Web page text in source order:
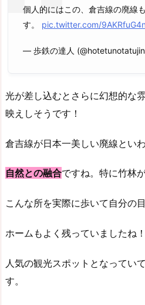
個人的にはこの、倉吉線の廃線
す。 pic.twitter.com/
— 歩鉄の達人
光が差し込むとさらに幻想的な
映えしそうです！
倉吉線が日本一美しい廃線とい
自然との融合ですね。特に竹林
こんな所を実際に歩いて自分の
ホームもよく残っていましたね！
人気の観光スポットとなってい
す。